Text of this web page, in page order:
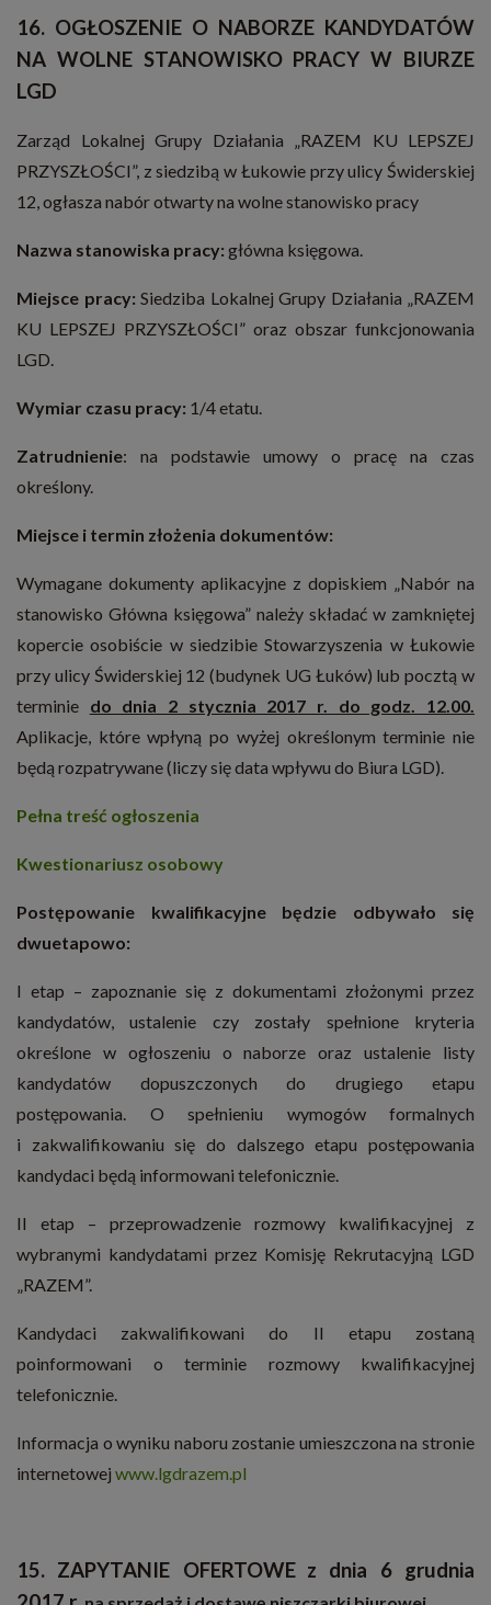
16. OGŁOSZENIE O NABORZE KANDYDATÓW
NA WOLNE STANOWISKO PRACY W BIURZE
LGD
Zarząd Lokalnej Grupy Działania „RAZEM KU LEPSZEJ
PRZYSZŁOŚCI”, z siedzibą w Łukowie przy ulicy Świderskiej
12, ogłasza nabór otwarty na wolne stanowisko pracy
Nazwa stanowiska pracy: główna księgowa.
Miejsce pracy: Siedziba Lokalnej Grupy Działania „RAZEM
KU LEPSZEJ PRZYSZŁOŚCI” oraz obszar funkcjonowania
LGD.
Wymiar czasu pracy: 1/4 etatu.
Zatrudnienie: na podstawie umowy o pracę na czas
określony.
Miejsce i termin złożenia dokumentów:
Wymagane dokumenty aplikacyjne z dopiskiem „Nabór na
stanowisko Główna księgowa” należy składać w zamkniętej
kopercie osobiście w siedzibie Stowarzyszenia w Łukowie
przy ulicy Świderskiej 12 (budynek UG Łuków) lub pocztą w
terminie do dnia 2 stycznia 2017 r. do godz. 12.00.
Aplikacje, które wpłyną po wyżej określonym terminie nie
będą rozpatrywane (liczy się data wpływu do Biura LGD).
Pełna treść ogłoszenia
Kwestionariusz osobowy
Postępowanie kwalifikacyjne będzie odbywało się
dwuetapowo:
I etap – zapoznanie się z dokumentami złożonymi przez
kandydatów, ustalenie czy zostały spełnione kryteria
określone w ogłoszeniu o naborze oraz ustalenie listy
kandydatów dopuszczonych do drugiego etapu
postępowania. O spełnieniu wymogów formalnych
i zakwalifikowaniu się do dalszego etapu postępowania
kandydaci będą informowani telefonicznie.
II etap – przeprowadzenie rozmowy kwalifikacyjnej z
wybranymi kandydatami przez Komisję Rekrutacyjną LGD
„RAZEM”.
Kandydaci zakwalifikowani do II etapu zostaną
poinformowani o terminie rozmowy kwalifikacyjnej
telefonicznie.
Informacja o wyniku naboru zostanie umieszczona na stronie
internetowej www.lgdrazem.pl
15. ZAPYTANIE OFERTOWE z dnia 6 grudnia